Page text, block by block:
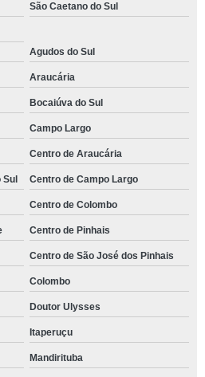
São Caetano do Sul
Agudos do Sul
Araucária
Bocaiúva do Sul
Campo Largo
Centro de Araucária
Centro de Campo Largo
Centro de Colombo
Centro de Pinhais
Centro de São José dos Pinhais
Colombo
Doutor Ulysses
Itaperuçu
Mandirituba